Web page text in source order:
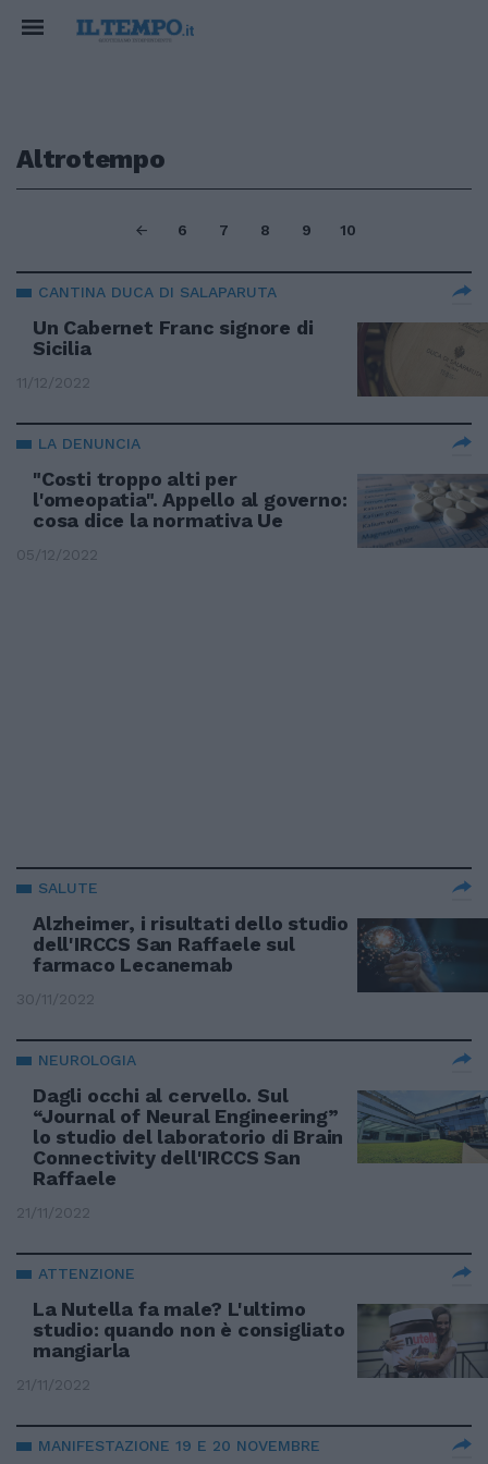
Altrotempo
6 7 8 9 10
CANTINA DUCA DI SALAPARUTA
Un Cabernet Franc signore di
Sicilia
11/12/2022
LA DENUNCIA
"Costi troppo alti per
l'omeopatia". Appello al governo:
cosa dice la normativa Ue
05/12/2022
SALUTE
Alzheimer, i risultati dello studio
dell'IRCCS San Raffaele sul
farmaco Lecanemab
30/11/2022
NEUROLOGIA
Dagli occhi al cervello. Sul
“Journal of Neural Engineering”
lo studio del laboratorio di Brain
Connectivity dell'IRCCS San
Raffaele
21/11/2022
ATTENZIONE
La Nutella fa male? L'ultimo
studio: quando non è consigliato
mangiarla
21/11/2022
MANIFESTAZIONE 19 E 20 NOVEMBRE